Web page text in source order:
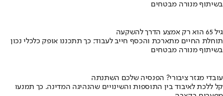
בשיתוף מנורה מבטחים
גיל 65 הוא רק אמצע הדרך להשקעה
תוחלת החיים מתארכת והכסף חייב לעבוד: כך תתכננו אופק כלכלי נכון
בשיתוף מנורה מבטחים
עובדי מגזר ציבורי? הפנסיה שלכם השתנתה
קל ללכת לאיבוד בין התוספות והשינויים שהנהיגה המדינה. כך תמנעו